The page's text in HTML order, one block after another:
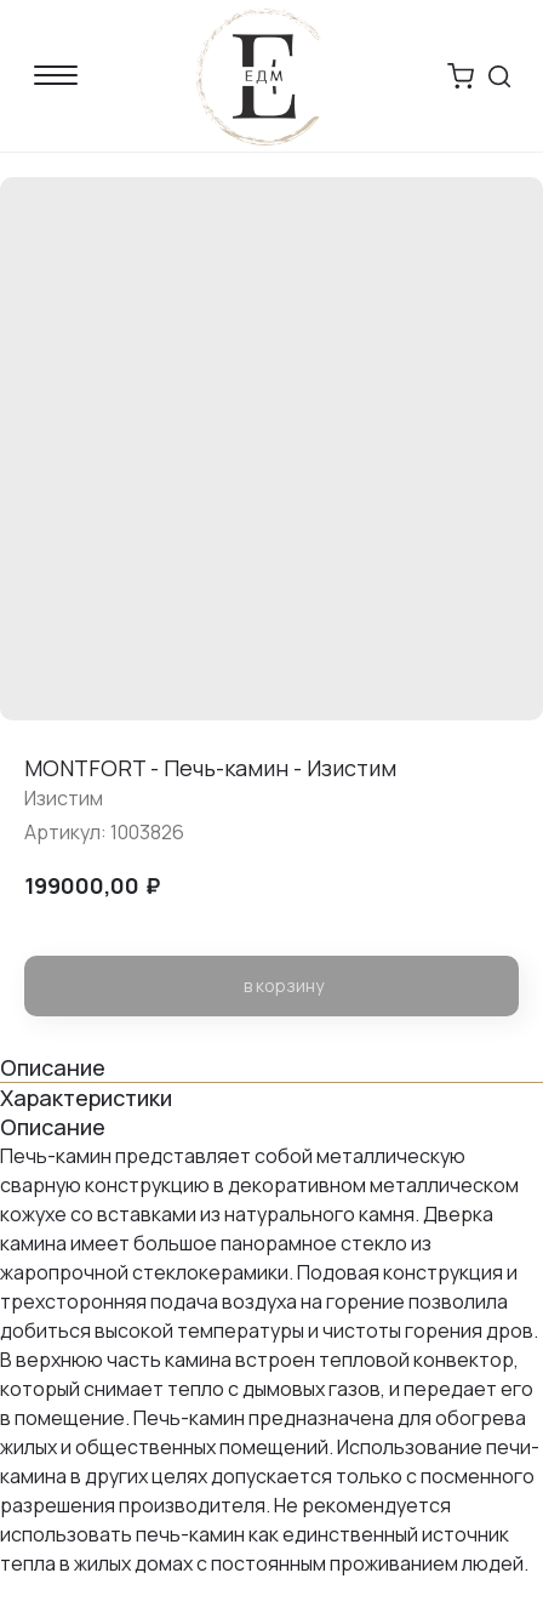
MONTFORT - Печь-камин - Изистим
Изистим
Артикул: 1003826
199000,00 ₽
в корзину
Описание
Характеристики
Описание
Печь-камин представляет собой металлическую
сварную конструкцию в декоративном металлическом
кожухе со вставками из натурального камня. Дверка
камина имеет большое панорамное стекло из
жаропрочной стеклокерамики. Подовая конструкция и
трехсторонняя подача воздуха на горение позволила
добиться высокой температуры и чистоты горения дров.
В верхнюю часть камина встроен тепловой конвектор,
который снимает тепло с дымовых газов, и передает его
в помещение. Печь-камин предназначена для обогрева
жилых и общественных помещений. Использование печи-
камина в других целях допускается только с посменного
разрешения производителя. Не рекомендуется
использовать печь-камин как единственный источник
тепла в жилых домах с постоянным проживанием людей.